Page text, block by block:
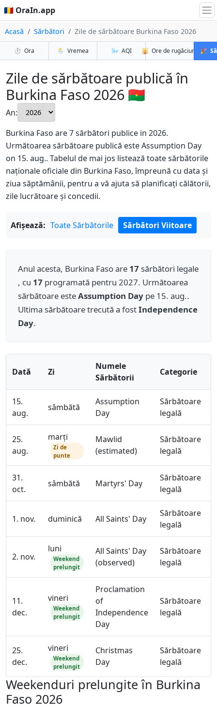
🇷🇴 OraIn.app
Acasă Sărbători Zile de sărbătoare Burkina Faso 2026
⏱️ Ora 🌦️ Vremea 🌬️ AQI 🕌 Ore de rugăciune 🎉
Zile de sărbătoare publică în
Burkina Faso 2026 🇧🇫
An:
Burkina Faso are 7 sărbători publice in 2026.
Următoarea sărbătoare publică este Assumption Day
on 15. aug.. Tabelul de mai jos listează toate sărbătorile
naționale oficiale din Burkina Faso, împreună cu data și
ziua săptămânii, pentru a vă ajuta să planificați călătorii,
zile lucrătoare și concedii.
Afișează: Toate Sărbătorile Sărbători Viitoare
Anul acesta, Burkina Faso are 17 sărbători legale
, cu 17 programată pentru 2027. Următoarea
sărbătoare esteAssumption Day pe 15. aug..
Ultima sărbătoare trecută a fostIndependence
Day.
Dată Zi
Numele
Sărbătorii
Categorie
15.
aug.
sâmbătă
Assumption
Day
Sărbătoare
legală
25.
aug.
marți
Zi de
punte
Mawlid
(estimated)
Sărbătoare
legală
31.
oct.
sâmbătă Martyrs' Day
Sărbătoare
legală
1. nov. duminică All Saints' Day
Sărbătoare
legală
2. nov.
luni
Weekend
prelungit
All Saints' Day
(observed)
Sărbătoare
legală
11.
dec.
vineri
Weekend
prelungit
Proclamation
of
Independence
Day
Sărbătoare
legală
25.
dec.
vineri
Weekend
prelungit
Christmas
Day
Sărbătoare
legală
Weekenduri prelungite în Burkina
Faso 2026